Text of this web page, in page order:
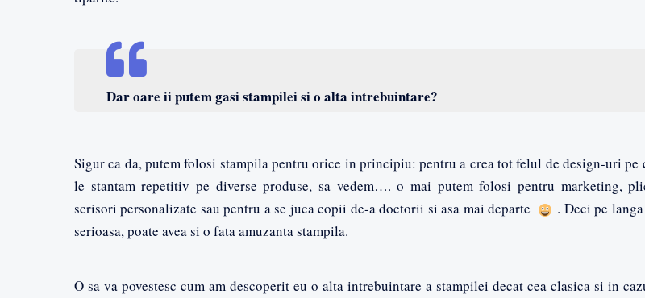
Dar oare ii putem gasi stampilei si o alta intrebuintare?
Sigur ca da, putem folosi stampila pentru orice in principiu: pentru a crea tot felul de design-uri pe
le stantam repetitiv pe diverse produse, sa vedem…. o mai putem folosi pentru marketing,
scrisori personalizate sau pentru a se juca copii de-a doctorii si asa mai departe
. Deci pe
serioasa, poate avea si o fata amuzanta stampila.
O sa va povestesc cum am descoperit eu o alta intrebuintare a stampilei decat cea clasica si in